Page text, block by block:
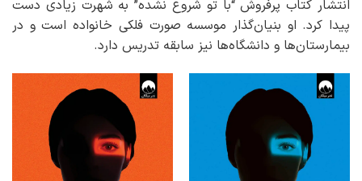
انتشار کتاب پرفروش “با تو شروع نشده” به شهرت زیادی دست
پیدا کرد. او بنیان‌گذار موسسه صورت فلکی خانواده است و در
بیمارستان‌ها و دانشگاه‌ها نیز سابقه تدریس دارد.